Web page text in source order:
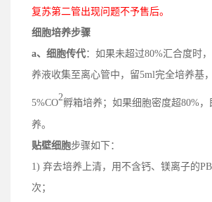
复苏第二管出现问题不予售后。
细胞培养步骤
a、 细胞传代： 如果未超过80%汇合度时
养液收集至离心管中，留5ml完全培养基
5%CO
2
孵箱培养； 如果细胞密度超80%
养。
贴壁细胞步骤如下：
1) 弃去培养上清，用不含钙、镁离子的
次；